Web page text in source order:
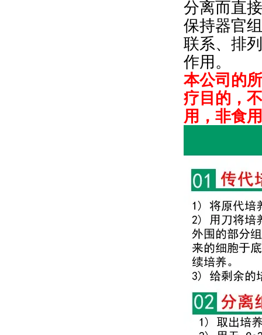
分离而直
保持器官
联系、排
作用。
本公司的
疗目的，
用，非食用